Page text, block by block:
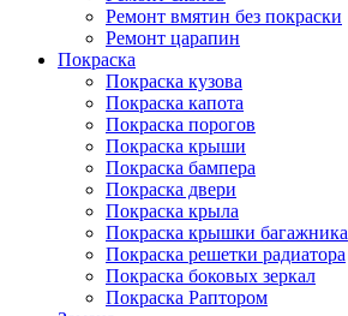
Ремонт вмятин без покраски
Ремонт царапин
Покраска
Покраска кузова
Покраска капота
Покраска порогов
Покраска крыши
Покраска бампера
Покраска двери
Покраска крыла
Покраска крышки багажника
Покраска решетки радиатора
Покраска боковых зеркал
Покраска Раптором